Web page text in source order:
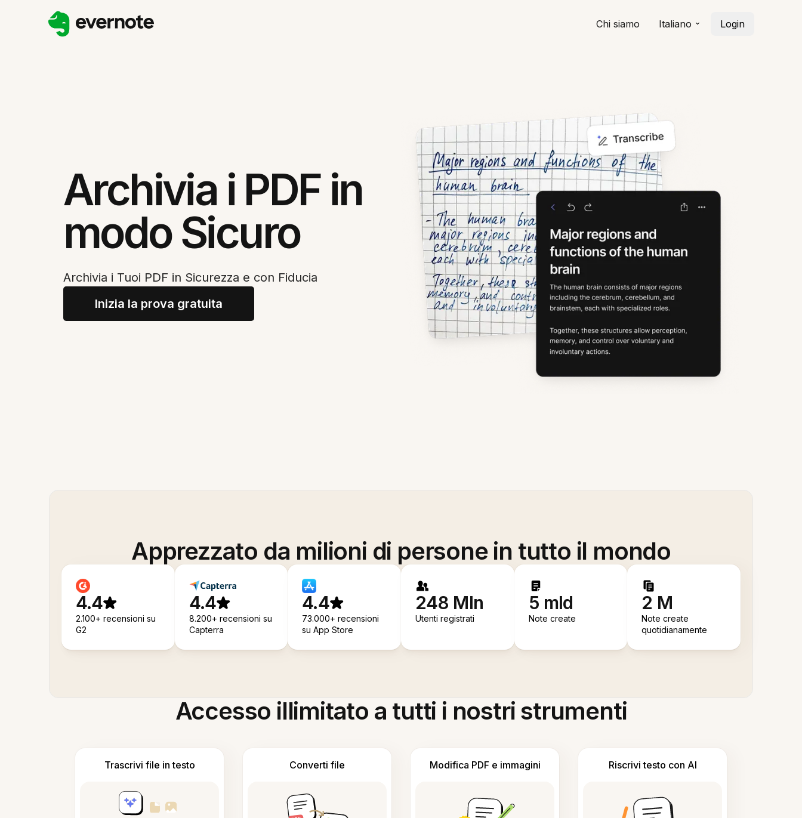
Chi siamo Italiano Login
Archivia i PDF in
modo Sicuro
Archivia i Tuoi PDF in Sicurezza e con Fiducia
Inizia la prova gratuita
Apprezzato da milioni di persone in tutto il mondo
4.4
2.100+ recensioni su
G2
4.4
8.200+ recensioni su
Capterra
4.4
73.000+ recensioni
su App Store
248 Mln
Utenti registrati
5 mld
Note create
2 M
Note create
quotidianamente
Accesso illimitato a tutti i nostri strumenti
Trascrivi file in testo Converti file Modifica PDF e immagini Riscrivi testo con AI